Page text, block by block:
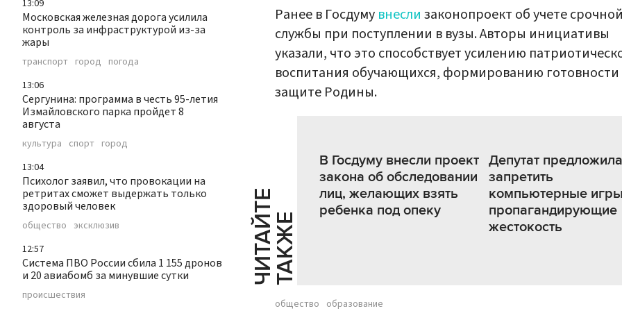
13:09
Московская железная дорога усилила
контроль за инфраструктурой из-за
жары
транспорт город погода
13:06
Сергунина: программа в честь 95-летия
Измайловского парка пройдет 8
августа
культура спорт город
13:04
Психолог заявил, что провокации на
ретритах сможет выдержать только
здоровый человек
общество эксклюзив
12:57
Система ПВО России сбила 1 155 дронов
и 20 авиабомб за минувшие сутки
происшествия
Ранее в Госдуму внесли законопроект об учете срочной
службы при поступлении в вузы. Авторы инициативы
указали, что это способствует усилению
воспитания обучающихся, формированию готовности
защите Родины.
Ч
И
Т
АЙ
Т
Е
Т
А
К
ЖЕ
В Госдуму внесли проект
закона об обследовании
лиц, желающих взять
ребенка под опеку
Депутат предложила
запретить
компьютерные
пропагандирующие
жестокость
общество образование